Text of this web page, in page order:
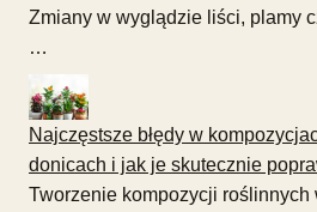
Zmiany w wyglądzie liści, plamy
…
Najczęstsze błędy w
donicach i jak je skutecznie
Tworzenie kompozycji roślinnych